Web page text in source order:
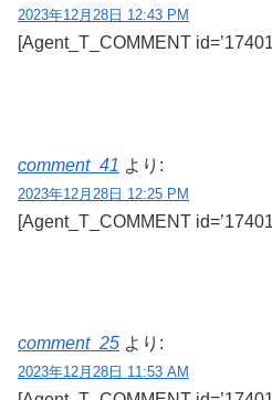
2023年12月28日 12:43 PM
[Agent_T_COMMENT
comment_41 より:
2023年12月28日 12:25 PM
[Agent_T_COMMENT
comment_25 より:
2023年12月28日 11:53 AM